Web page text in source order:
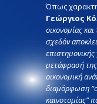
Όπως
Γεώργιος
οικονομίας
σχεδόν
μετάφρασή της
οικονομική
διαμόρφωση
καινοτομίας”